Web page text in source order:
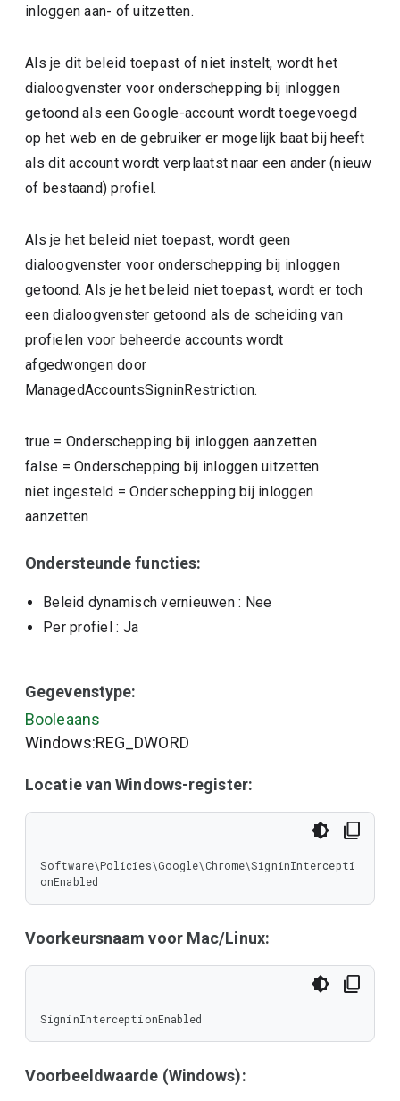
inloggen aan- of uitzetten.
Als je dit beleid toepast of niet instelt, wordt het
dialoogvenster voor onderschepping bij inloggen
getoond als een Google-account wordt toegevoegd
op het web en de gebruiker er mogelijk baat bij heeft
als dit account wordt verplaatst naar een ander (nieuw
of bestaand) profiel.
Als je het beleid niet toepast, wordt geen
dialoogvenster voor onderschepping bij inloggen
getoond. Als je het beleid niet toepast, wordt er toch
een dialoogvenster getoond als de scheiding van
profielen voor beheerde accounts wordt
afgedwongen door
ManagedAccountsSigninRestriction.
true = Onderschepping bij inloggen aanzetten
false =Onderschepping bij inloggen uitzetten
niet ingesteld =Onderschepping bij inloggen
aanzetten
Ondersteunde functies:
Beleid dynamisch vernieuwen : Nee
Per profiel : Ja
Gegevenstype:
Booleaans
Windows:REG_DWORD
Locatie van Windows-register:
Software\Policies\Google\Chrome\SigninIntercepti
onEnabled
Voorkeursnaam voor Mac/Linux:
SigninInterceptionEnabled
Voorbeeldwaarde (Windows):